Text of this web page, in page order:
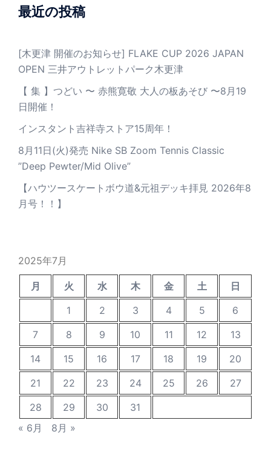
最近の投稿
[木更津 開催のお知らせ] FLAKE CUP 2026 JAPAN
OPEN 三井アウトレットパーク木更津
【 集 】つどい 〜 赤熊寛敬 大人の板あそび 〜8月19
日開催！
インスタント吉祥寺ストア15周年！
8月11日(火)発売 Nike SB Zoom Tennis Classic
”Deep Pewter/Mid Olive”
【ハウツースケートボウ道&元祖デッキ拝見 2026年8
月号！！】
2025年7月
月 火 水 木 金 土
日
1
2 3 4 5
6
7
8 9 10 11 12
13
14
15 16 17 18 19
20
21
22 23 24 25 26
27
28
29 30
31
« 6月
8月 »